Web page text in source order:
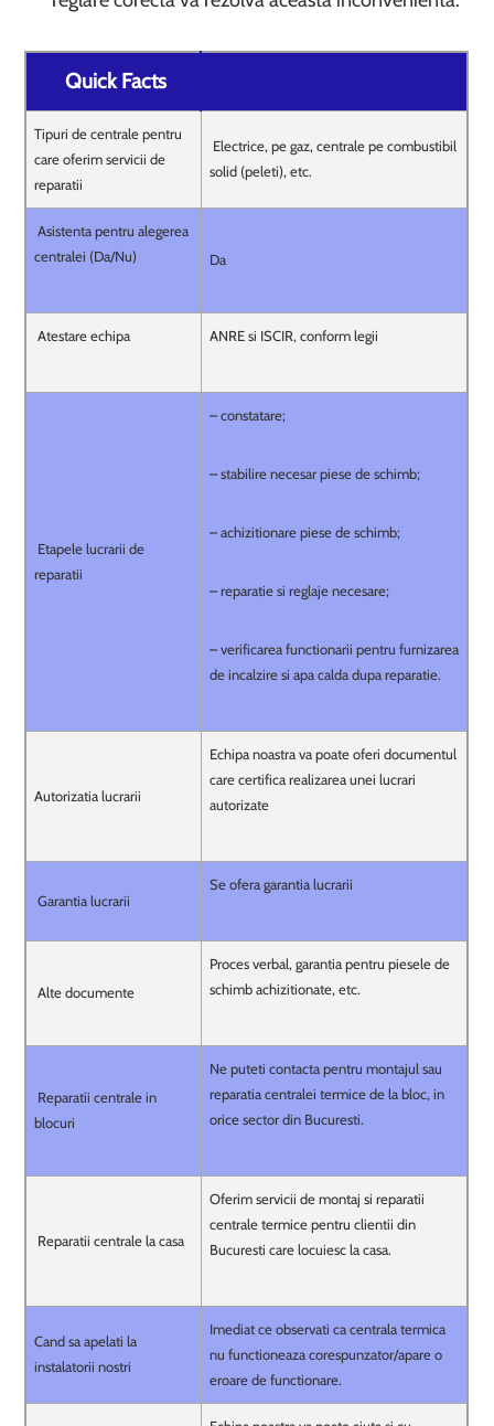
Quick Facts
Tipuri de centrale pentru
care oferim servicii de
reparatii
Electrice, pe gaz, centrale pe combustibil
solid (peleti), etc.
Asistenta pentru alegerea
centralei (Da/Nu)
Da
Atestare echipa ANRE si ISCIR, conform legii
Etapele lucrarii de
reparatii
– constatare;
– stabilire necesar piese de schimb;
– achizitionare piese de schimb;
– reparatie si reglaje necesare;
– verificarea functionarii pentru furnizarea
de incalzire si apa calda dupa reparatie.
Autorizatia lucrarii
Echipa noastra va poate oferi documentul
care certifica realizarea unei lucrari
autorizate
Garantia lucrarii
Se ofera garantia lucrarii
Alte documente
Proces verbal, garantia pentru piesele de
schimb achizitionate, etc.
Reparatii centrale in
blocuri
Ne puteti contacta pentru montajul sau
reparatia centralei termice de la bloc, in
orice sector din Bucuresti.
Reparatii centrale la casa
Oferim servicii de montaj si reparatii
centrale termice pentru clientii din
Bucuresti care locuiesc la casa.
Cand sa apelati la
instalatorii nostri
Imediat ce observati ca centrala termica
nu functioneaza corespunzator/apare o
eroare de functionare.